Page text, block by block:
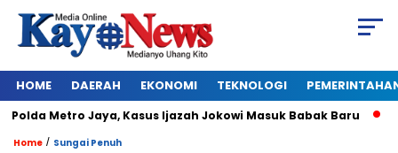
HOME DAERAH EKONOMI TEKNOLOGI
Metro Jaya, Kasus Ijazah Jokowi Masuk Babak Baru
Home / Sungai Penuh